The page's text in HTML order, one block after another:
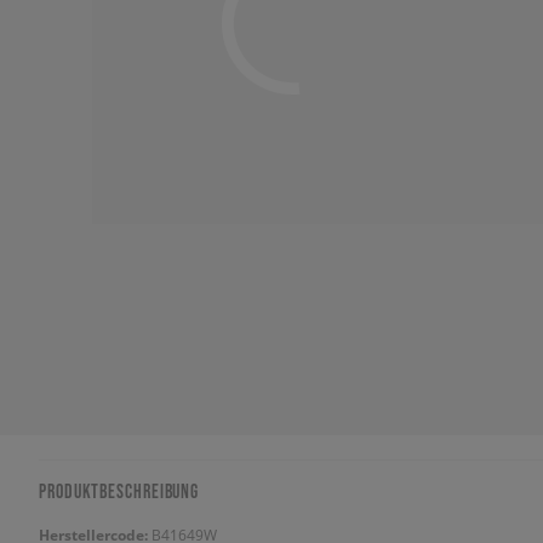
PRODUKTBESCHREIBUNG
Herstellercode: B41649W